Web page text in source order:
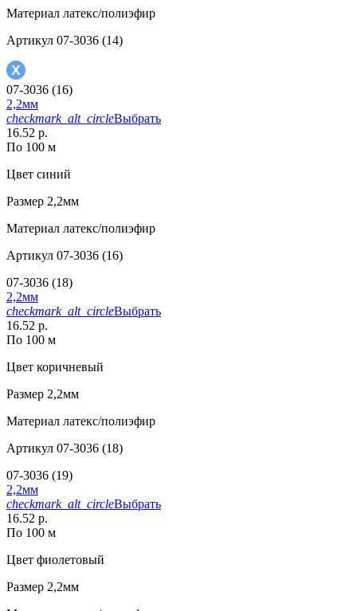
Материал латекс/полиэфир
Артикул 07-3036 (14)
07-3036 (16)
2,2мм
checkmark_alt_circleВыбрать
16.52 р.
По 100 м
Цвет синий
Размер 2,2мм
Материал латекс/полиэфир
Артикул 07-3036 (16)
07-3036 (18)
2,2мм
checkmark_alt_circleВыбрать
16.52 р.
По 100 м
Цвет коричневый
Размер 2,2мм
Материал латекс/полиэфир
Артикул 07-3036 (18)
07-3036 (19)
2,2мм
checkmark_alt_circleВыбрать
16.52 р.
По 100 м
Цвет фиолетовый
Размер 2,2мм